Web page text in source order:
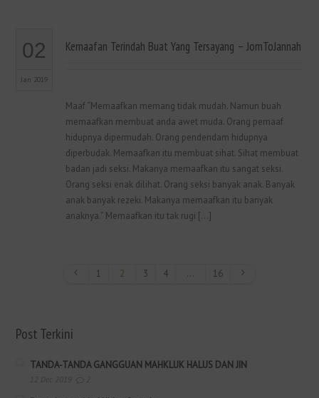
02
Jan 2019
Kemaafan Terindah Buat Yang Tersayang – JomToJannah
Maaf “Memaafkan memang tidak mudah. Namun buah
memaafkan membuat anda awet muda. Orang pemaaf
hidupnya dipermudah. Orang pendendam hidupnya
diperbudak. Memaafkan itu membuat sihat. Sihat membuat
badan jadi seksi. Makanya memaafkan itu sangat seksi.
Orang seksi enak dilihat. Orang seksi banyak anak. Banyak
anak banyak rezeki. Makanya memaafkan itu banyak
anaknya.” Memaafkan itu tak rugi […]
1 2 3 4 … 16
Post Terkini
TANDA-TANDA GANGGUAN MAHKLUK HALUS DAN JIN